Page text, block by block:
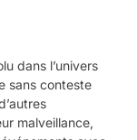
dans l’univers
sans conteste
malveillance,